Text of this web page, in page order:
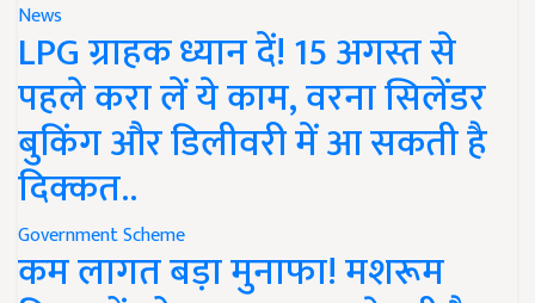
News
LPG ग्राहक ध्यान दें! 15 अगस्त से
पहले करा लें ये काम, वरना सिलेंडर
बुकिंग और डिलीवरी में आ सकती है
दिक्कत..
Government Scheme
कम लागत बड़ा मुनाफा! मशरूम